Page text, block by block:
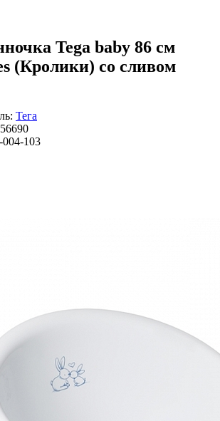
Tega baby 86 см
(Кролики) со сливом
Тега
103